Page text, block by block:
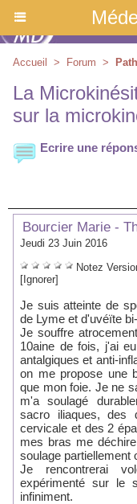
Accueil > Forum >
La
sur la
Ecrire une
Bourcier Marie -
Jeudi 23 Juin 2016
Notez
[Ignorer]
Je suis atteinte de
de Lyme et d'uvéïte
Je souffre
10aine de fois, j'ai
antalgiques et anti-
on me propose une
que mon foie. Je ne
m'a soulagé
sacro iliaques, des
cervicale et des 2
mes bras me
soulage partiellement
Je rencontrerai
expérimenté sur le
infiniment.